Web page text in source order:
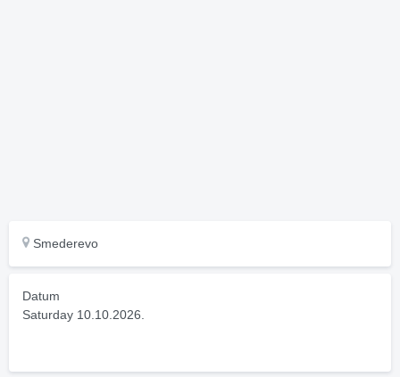
Smederevo
Datum
Saturday 10.10.2026.